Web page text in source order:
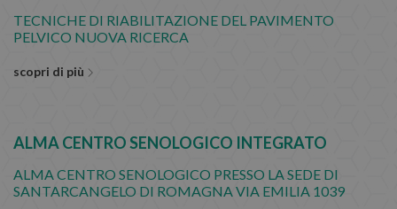
TECNICHE DI RIABILITAZIONE DEL PAVIMENTO
PELVICO NUOVA RICERCA
scopri di più
ALMA CENTRO SENOLOGICO INTEGRATO
ALMA CENTRO SENOLOGICO PRESSO LA SEDE DI
SANTARCANGELO DI ROMAGNA VIA EMILIA 1039